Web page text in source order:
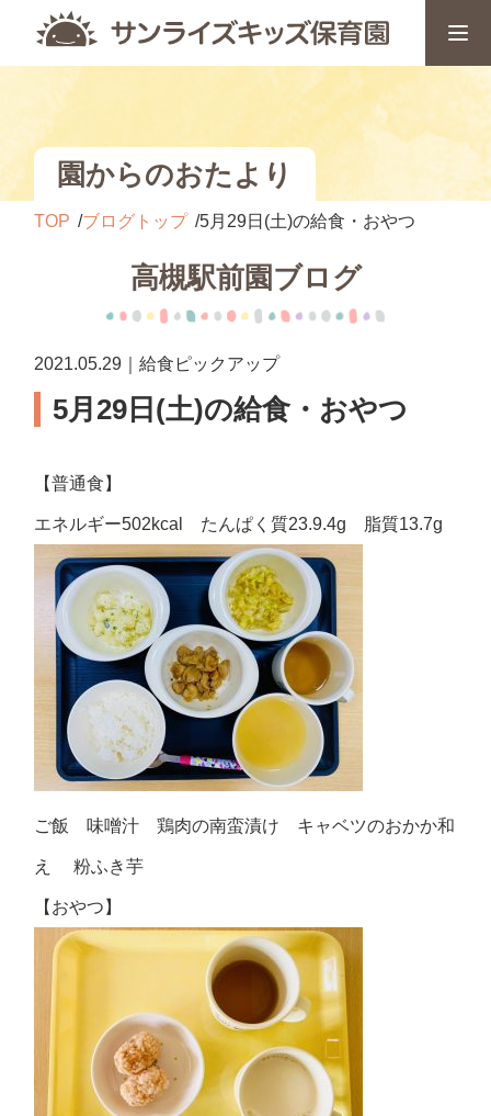
園からのおたより
TOP ブログトップ 5月29日(土)の給食・おやつ
高槻駅前園ブログ
2021.05.29｜給食ピックアップ
5月29日(土)の給食・おやつ
【普通食】
エネルギー502kcal たんぱく質23.9.4g 脂質13.7g
ご飯 味噌汁 鶏肉の南蛮漬け キャベツのおかか和
え 粉ふき芋
【おやつ】